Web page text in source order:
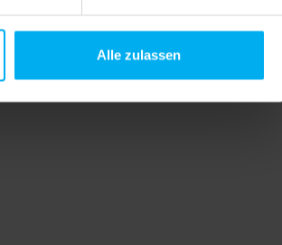
Alle zulassen